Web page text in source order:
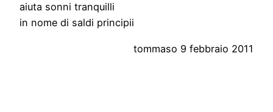
aiuta sonni tranquilli
in nome di saldi principii
tommaso 9 febbraio 2011